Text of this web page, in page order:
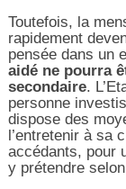
Toutefois, la
rapidement
pensée dans un
aidé ne pourra
secondaire.
personne
dispose des
l’entretenir à sa
accédants, pour
y prétendre